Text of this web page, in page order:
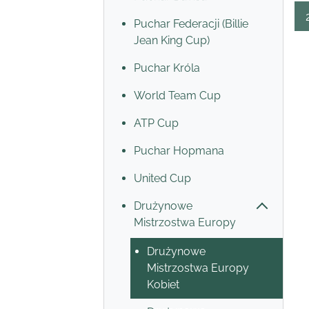
Puchar Federacji (Billie
Jean King Cup)
Puchar Króla
World Team Cup
ATP Cup
Puchar Hopmana
United Cup
Drużynowe
Mistrzostwa Europy
Drużynowe
Mistrzostwa Europy
Kobiet